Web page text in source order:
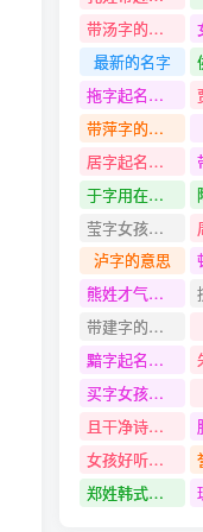
带汤字的名字
最新的名字
拖字起名寓意
带萍字的名字
居字起名寓意
于字用在名字里的意思
莹字女孩名字大全
泸字的意思
熊姓才气好的名字
带建字的名字
黯字起名寓意
买字女孩名字大全
且干净诗意的女孩名字
女孩好听又独特的名字
郑姓韩式的名字